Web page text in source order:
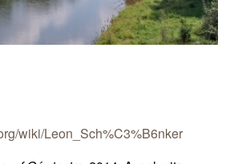
wiki/Leon_Sch%C3%B6nker